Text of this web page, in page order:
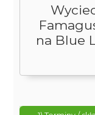
na Blue